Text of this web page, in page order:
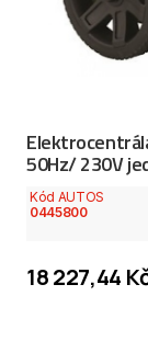
50Hz/ 230V
Kód AUTOS
0445800
18 227,44